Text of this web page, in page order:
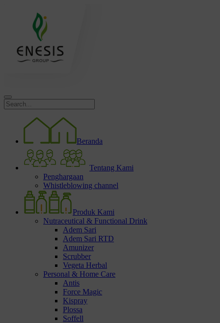
Beranda
Tentang Kami
Penghargaan
Whistleblowing channel
Produk Kami
Nutraceutical & Functional Drink
Adem Sari
Adem Sari RTD
Amunizer
Scrubber
Vegeta Herbal
Personal & Home Care
Antis
Force Magic
Kispray
Plossa
Soffell